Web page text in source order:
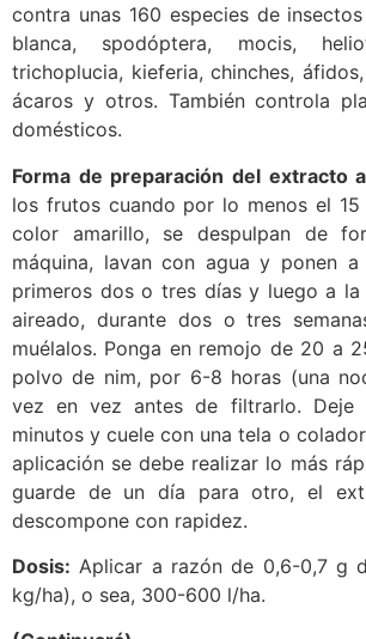
contra unas 160 especies de
blanca, spodóptera, mocis,
trichoplucia, kieferia, chinches,
ácaros y otros. También controla
domésticos.
Forma de preparación del extracto
los frutos cuando por lo menos el
color amarillo, se despulpan de
máquina, lavan con agua y ponen
primeros dos o tres días y luego a la
aireado, durante dos o tres
muélalos. Ponga en remojo de 20 a
polvo de nim, por 6-8 horas (una
vez en vez antes de filtrarlo. Deje
minutos y cuele con una tela o
aplicación se debe realizar lo más
guarde de un día para otro, el
descompone con rapidez.
Dosis: Aplicar a razón de 0,6-0,7 g
kg/ha), o sea, 300-600 l/ha.